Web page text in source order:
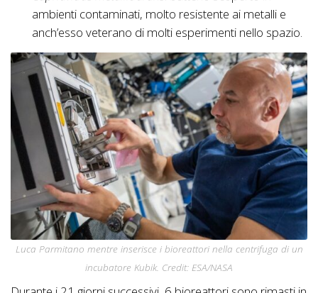
ambienti contaminati, molto resistente ai metalli e
anch’esso veterano di molti esperimenti nello spazio.
Luca Parmitano mentre inserisce i bioreattori nella centrifuga di un
incubatore Kubik. Credit: ESA/NASA